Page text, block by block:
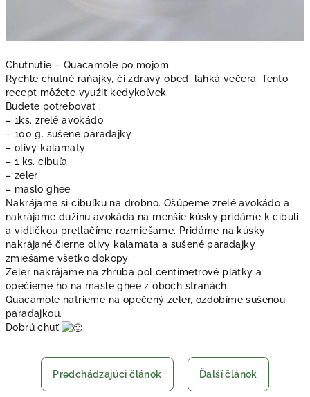
Chutnutie – Quacamole po mojom
Rýchle chutné raňajky, či zdravý obed, ľahká večera. Tento
recept môžete využiť kedykoľvek.
Budete potrebovať :
– 1ks. zrelé avokádo
– 100 g. sušené paradajky
– olivy kalamaty
– 1 ks. cibuľa
– zeler
– maslo ghee
Nakrájame si cibuľku na drobno. Ošúpeme zrelé avokádo a
nakrájame dužinu avokáda na menšie kúsky pridáme k cibuli
a vidličkou pretlačíme rozmiešame. Pridáme na kúsky
nakrájané čierne olivy kalamata a sušené paradajky
zmiešame všetko dokopy.
Zeler nakrájame na zhruba pol centimetrové plátky a
opečieme ho na masle ghee z oboch stranách.
Quacamole natrieme na opečený zeler, ozdobíme sušenou
paradajkou.
Dobrú chuť
Predchádzajúci článok Ďalší článok